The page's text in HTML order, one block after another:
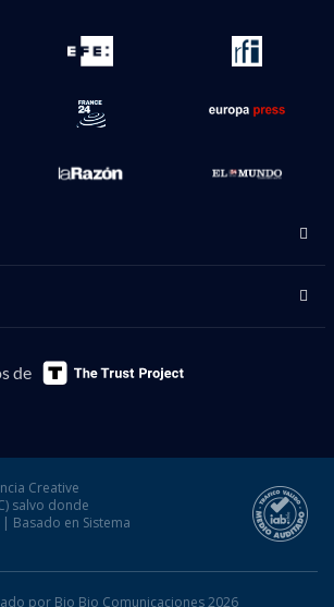
de
Creative
salvo donde
Basado en Sistema
por Bio Bio Comunicaciones 2026